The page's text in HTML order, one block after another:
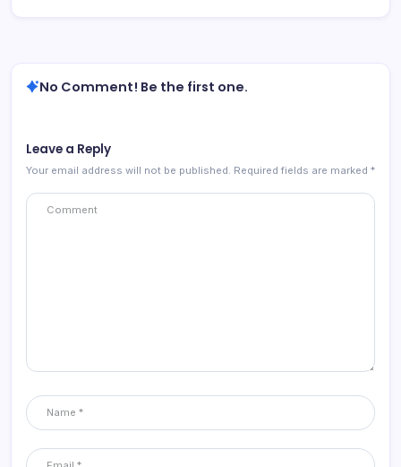
No Comment! Be the first one.
Leave a Reply
Your email address will not be published. Required fields are marked *